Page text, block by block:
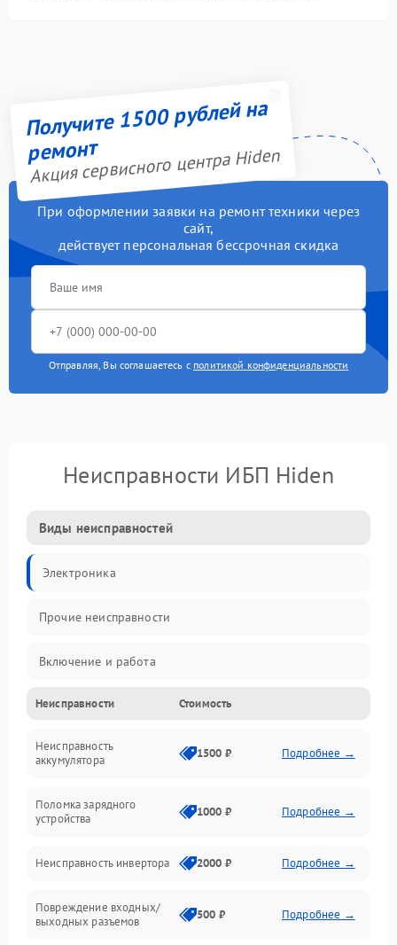
Получите 1500 рублей на
ремонт
Акция сервисного центра Hiden
При оформлении заявки на ремонт техники через
сайт,
действует персональная бессрочная скидка
Отправляя, Вы соглашаетесь с политикой конфиденциальности
Неисправности ИБП Hiden
Виды неисправностей
Электроника
Прочие неисправности
Включение и работа
Работа с нагрузкой
Звук и индикация
Механические повреждения
Неисправности Стоимость
Неисправность
аккумулятора
1500 ₽ Подробнее →
Поломка зарядного
устройства
1000 ₽ Подробнее →
Неисправность инвертора 2000 ₽ Подробнее →
Повреждение входных/
выходных разъемов
500 ₽ Подробнее →